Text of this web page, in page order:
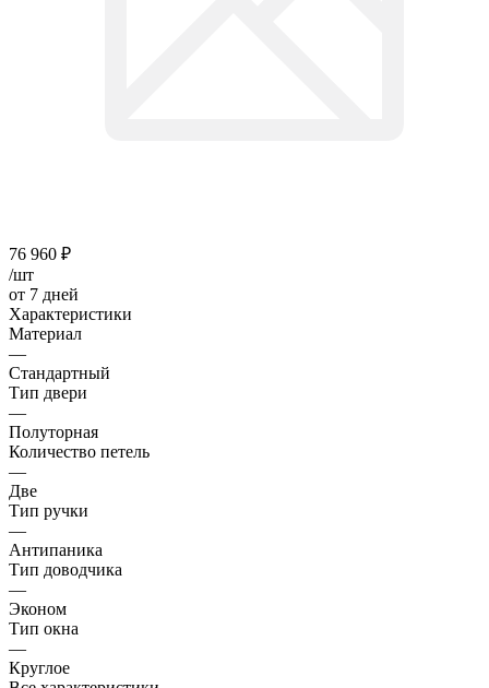
76 960 ₽
/шт
от 7 дней
Характеристики
Материал
—
Стандартный
Тип двери
—
Полуторная
Количество петель
—
Две
Тип ручки
—
Антипаника
Тип доводчика
—
Эконом
Тип окна
—
Круглое